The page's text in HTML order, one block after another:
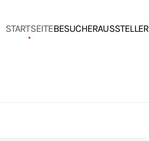
STARTSEITEBESUCHERAUSSTELLER